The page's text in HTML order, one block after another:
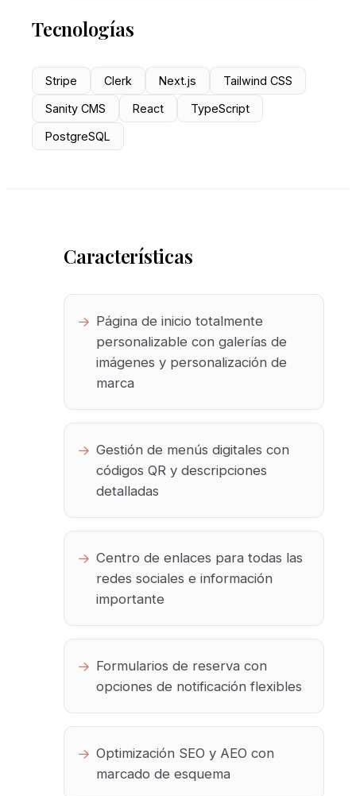
Tecnologías
Stripe Clerk Next.js Tailwind CSS
Sanity CMS React TypeScript
PostgreSQL
Características
Página de inicio totalmente
personalizable con galerías de
imágenes y personalización de
marca
Gestión de menús digitales con
códigos QR y descripciones
detalladas
Centro de enlaces para todas las
redes sociales e información
importante
Formularios de reserva con
opciones de notificación flexibles
Optimización SEO y AEO con
marcado de esquema